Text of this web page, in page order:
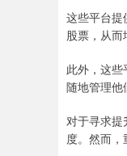
这些平台提
股票，从而
此外，这
随地管理他
对于寻求
度。然而